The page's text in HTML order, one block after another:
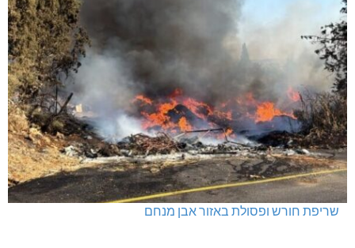
שריפת חורש ופסולת באזור אבן מנחם